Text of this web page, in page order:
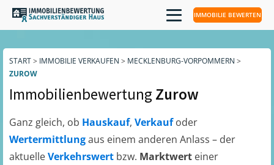
IMMOBILIE BEWERTEN
START> IMMOBILIE VERKAUFEN > MECKLENBURG-VORPOMMERN >
ZUROW
ImmobilienbewertungZurow
Ganz gleich, ob Hauskauf, Verkaufoder
Wertermittlungaus einem anderen Anlass – der
aktuelleVerkehrswert bzw. Marktwert einer